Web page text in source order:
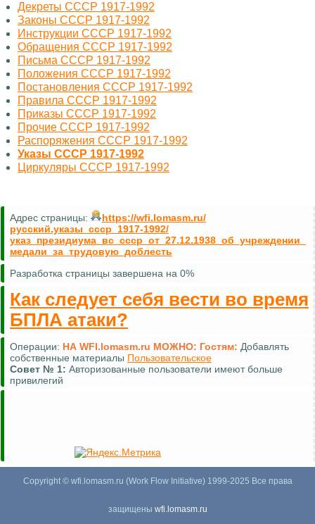
Декреты СССР 1917-1992
Законы СССР 1917-1992
Инструкции СССР 1917-1992
Обращения СССР 1917-1992
Письма СССР 1917-1992
Положения СССР 1917-1992
Постановления СССР 1917-1992
Правила СССР 1917-1992
Приказы СССР 1917-1992
Прочие СССР 1917-1992
Распоряжения СССР 1917-1992
Указы СССР 1917-1992
Циркуляры СССР 1917-1992
Адрес страницы:
https://wfi.lomasm.ru/
русский.указы_ссср_1917-1992/
указ_президиума_вс_ссср_от_27.12.1938_об_учреждении_
медали_за_трудовую_доблесть
Разработка страницы завершена на 0%
Как следует себя вести во время
БПЛА атаки?
Операции: НА WFI.lomasm.ru МОЖНО: Гостям: Добавлять
собственные материалы Пользовательское
Совет № 1: Авторизованные пользователи имеют больше
привилегий
Copyright © wfi.lomasm.ru (Work Flow Initiative) 1999-2025 Все права
защищены wfi.lomasm.ru